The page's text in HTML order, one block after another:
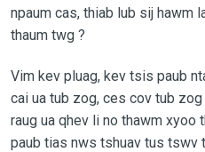
npaum cas, thiab lub sij hawm
thaum twg ?
Vim kev pluag, kev tsis paub
cai ua tub zog, ces cov tub
raug ua qhev li no thawm xyoo
paub tias nws tshuav tus tswv